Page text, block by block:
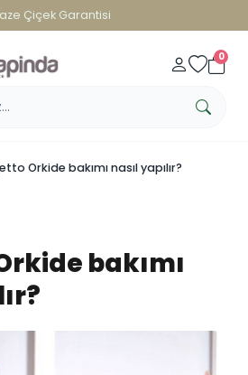
Çiçek Garantisi
0
Orkide bakımı nasıl yapılır?
bakımı